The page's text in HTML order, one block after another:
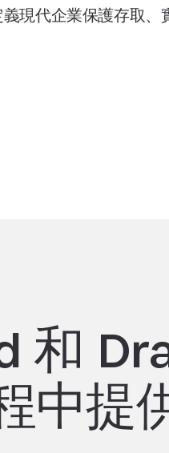
現代企業保護存取
和
中提